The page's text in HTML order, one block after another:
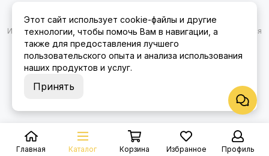
Амуре.Карта сайта
Информация на сайте носит ознакомительный характер и не является
публичной офертой.
Главная Каталог Корзина Избранное Профиль
Этот сайт использует cookie-файлы и другие
технологии, чтобы помочь Вам в навигации, а
также для предоставления лучшего
пользовательского опыта и анализа использования
наших продуктов и услуг.
Принять